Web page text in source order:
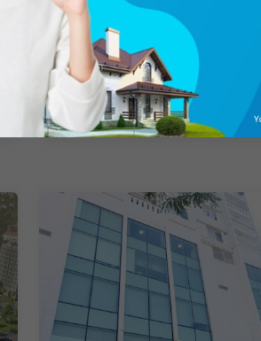
Sơn Kỳ, Quận Tân Phú, Hồ Chí Minh
85.4m²
2PN Đông Nam
Chưa có ưu đãi